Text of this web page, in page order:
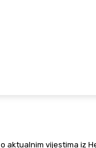
aktualnim vijestima iz